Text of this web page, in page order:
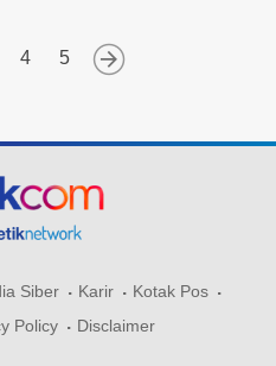
4 5
Siber Karir
Kotak Pos
Policy Disclaimer